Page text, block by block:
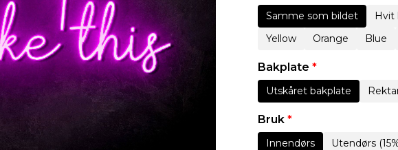
Samme som bildet Hvit
Yellow
Orange Blue
Bakplate *
Utskåret bakplate
Bruk *
Innendørs Utendørs